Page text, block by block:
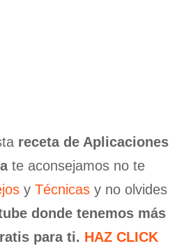
receta de Aplicaciones
te aconsejamos no te
y Técnicas y no olvides
donde tenemos más
para ti. HAZ CLICK